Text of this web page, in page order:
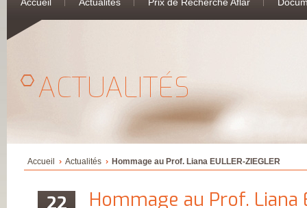
UNE INITIATIVE
DES MÉDECINS
COMITÉ
D’ÉDUCATION
SOCIALE DE LA
PHARMACIE
ACTUALITÉS
Accueil Actualités Hommage au Prof. Liana EULLER-ZIEGLER
22 Hommage au Prof. Liana